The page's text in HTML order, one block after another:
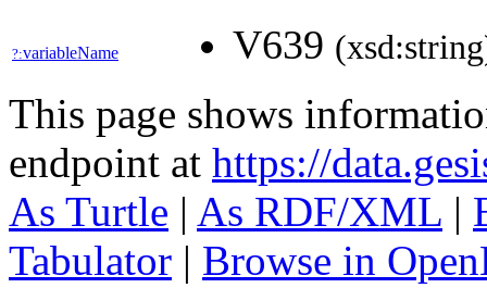
?:variableName V639
This page shows
endpoint at https://
As Turtle | As RDF/XML |
Tabulator | Browse in